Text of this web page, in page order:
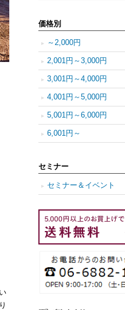
価格別
～2,000円
2,001円～3,000円
3,001円～4,000円
4,001円～5,000円
5,001円～6,000円
6,001円～
セミナー
セミナー＆イベント